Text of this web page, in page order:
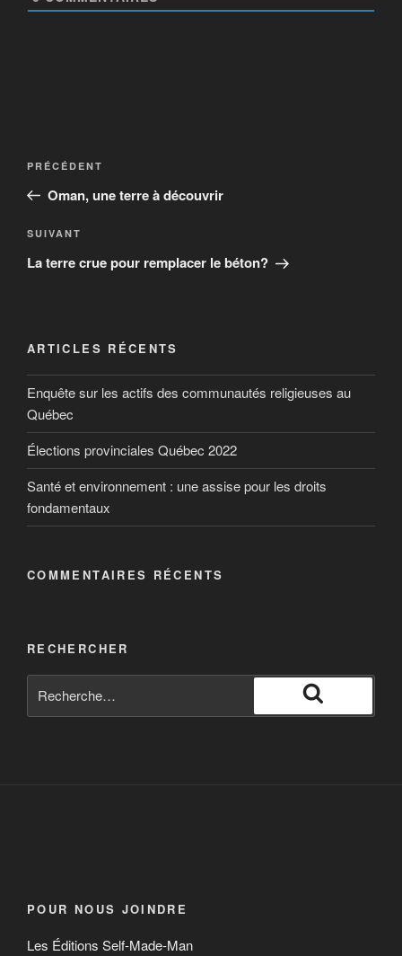
PRÉCÉDENT
Oman, une terre à découvrir
SUIVANT
La terre crue pour remplacer le béton?
ARTICLES RÉCENTS
Enquête sur les actifs des communautés religieuses au
Québec
Élections provinciales Québec 2022
Santé et environnement : une assise pour les droits
fondamentaux
COMMENTAIRES RÉCENTS
RECHERCHER
POUR NOUS JOINDRE
Les Éditions Self-Made-Man